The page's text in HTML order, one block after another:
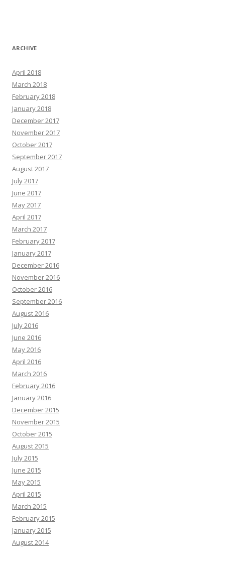
ARCHIVE
April 2018
March 2018
February 2018
January 2018
December 2017
November 2017
October 2017
September 2017
August 2017
July 2017
June 2017
May 2017
April 2017
March 2017
February 2017
January 2017
December 2016
November 2016
October 2016
September 2016
August 2016
July 2016
June 2016
May 2016
April 2016
March 2016
February 2016
January 2016
December 2015
November 2015
October 2015
August 2015
July 2015
June 2015
May 2015
April 2015
March 2015
February 2015
January 2015
August 2014